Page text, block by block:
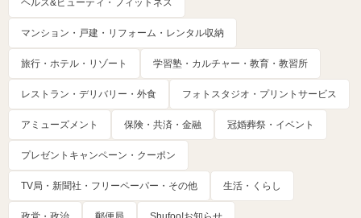
マンション・戸建・リフォーム・レンタル収納
旅行・ホテル・リゾート 学習塾・カルチャー・教育・教習所
レストラン・デリバリー・外食 フォトスタジオ・プリントサービス
アミューズメント 保険・共済・金融 冠婚葬祭・イベント
プレゼントキャンペーン・クーポン
TV局・新聞社・フリーペーパー・その他 生活・くらし